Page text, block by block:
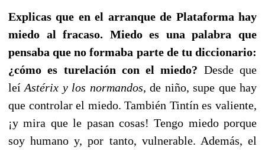
Explicas que en el arranque de Plataforma hay
miedo al fracaso. Miedo es una palabra que
pensaba que no formaba parte de tu diccionario:
¿cómo es turelación con el miedo? Desde que
leíAstérix y los normandos, de niño, supe que hay
que controlar el miedo. También Tintín es valiente,
¡y mira que le pasan cosas! Tengo miedo porque
soy humano y, por tanto, vulnerable. Además, el